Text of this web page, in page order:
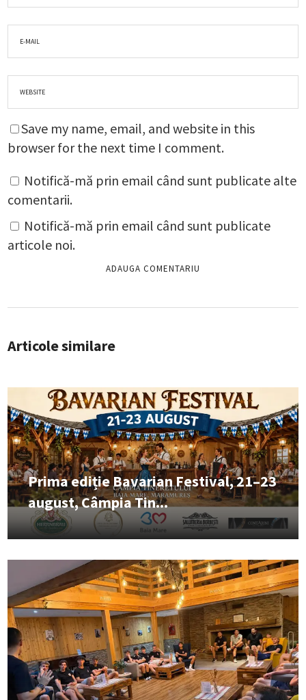
Save my name, email, and website in this
browser for the next time I comment.
Notifică-mă prin email când sunt publicate alte
comentarii.
Notifică-mă prin email când sunt publicate
articole noi.
Articole similare
Prima ediție Bavarian Festival, 21–23
august, Câmpia Tin...